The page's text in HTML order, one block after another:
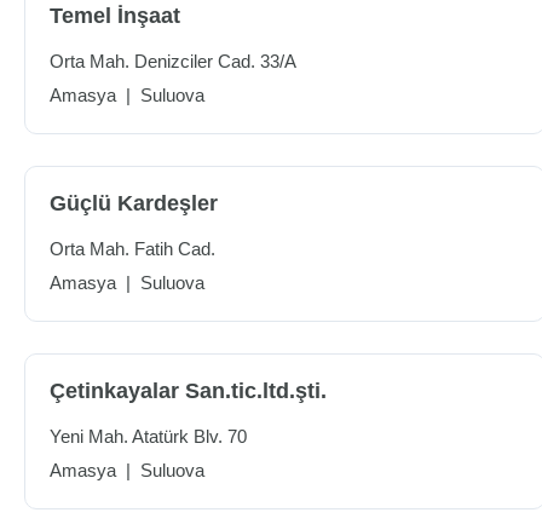
Temel İnşaat
Orta Mah. Denizciler Cad. 33/A
Amasya | Suluova
Güçlü Kardeşler
Orta Mah. Fatih Cad.
Amasya | Suluova
Çetinkayalar San.tic.ltd.şti.
Yeni Mah. Atatürk Blv. 70
Amasya | Suluova